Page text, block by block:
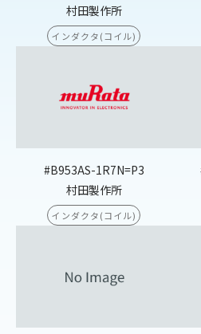
村田製作所
インダクタ(コイル)
#B953AS-1R7N=P3
村田製作所
インダクタ(コイル)